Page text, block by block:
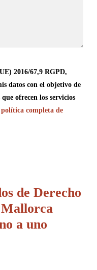
2016/67,9 RGPD,
datos con el objetivo de
ofrecen los servicios
completa de
de Derecho
a uno